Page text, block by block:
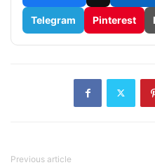
Telegram Pinterest
Previous article